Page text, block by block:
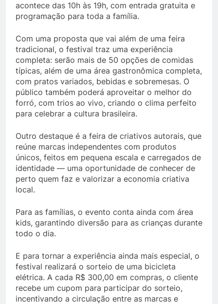
acontece das 10h às 19h, com entrada gratuita e
programação para toda a família.
Com uma proposta que vai além de uma feira
tradicional, o festival traz uma experiência
completa: serão mais de 50 opções de comidas
típicas, além de uma área gastronômica completa,
com pratos variados, bebidas e sobremesas. O
público também poderá aproveitar o melhor do
forró, com trios ao vivo, criando o clima perfeito
para celebrar a cultura brasileira.
Outro destaque é a feira de criativos autorais, que
reúne marcas independentes com produtos
únicos, feitos em pequena escala e carregados de
identidade — uma oportunidade de conhecer de
perto quem faz e valorizar a economia criativa
local.
Para as famílias, o evento conta ainda com área
kids, garantindo diversão para as crianças durante
todo o dia.
E para tornar a experiência ainda mais especial, o
festival realizará o sorteio de uma bicicleta
elétrica. A cada R$ 300,00 em compras, o cliente
recebe um cupom para participar do sorteio,
incentivando a circulação entre as marcas e